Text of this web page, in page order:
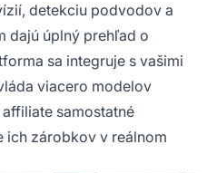
detekciu podvodov a
dajú úplný prehľad o
sa integruje s vašimi
viacero modelov
samostatné
ich zárobkov v reálnom